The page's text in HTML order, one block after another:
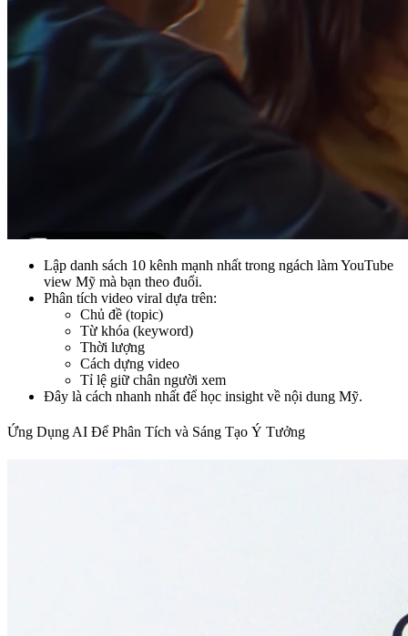
Lập danh sách 10 kênh mạnh nhất trong ngách làm YouTube
view Mỹ mà bạn theo đuổi.
Phân tích video viral dựa trên:
Chủ đề (topic)
Từ khóa (keyword)
Thời lượng
Cách dựng video
Tỉ lệ giữ chân người xem
Đây là cách nhanh nhất để học insight về nội dung Mỹ.
Ứng Dụng AI Để Phân Tích và Sáng Tạo Ý Tưởng